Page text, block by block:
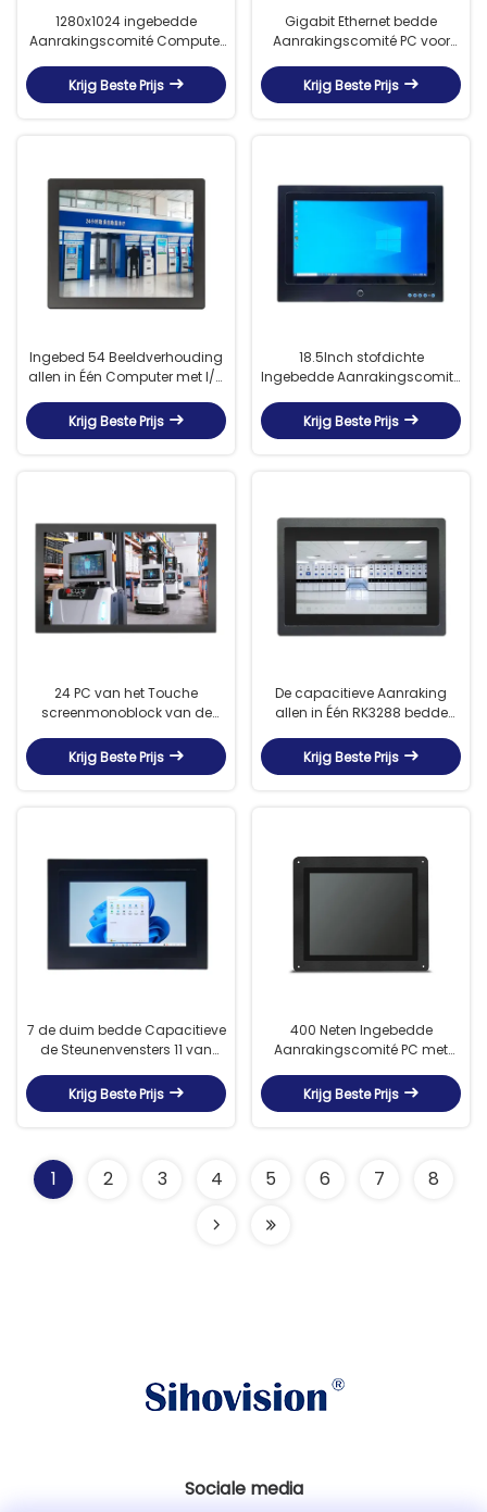
1280x1024 ingebedde
Aanrakingscomité Computer
Krijg Beste Prijs
Gigabit Ethernet bedde
Aanrakingscomité PC voor
Krijg Beste Prijs
Ingebed 54 Beeldverhouding
allen in Één Computer met I/O
Krijg Beste Prijs
18.5Inch stofdichte
Ingebedde Aanrakingscomité
Krijg Beste Prijs
24 PC van het Touche
screenmonoblock van de
GTX1050-Grafiekkaart
Krijg Beste Prijs
De capacitieve Aanraking
allen in Één RK3288 bedde
Android 7,1 in
Krijg Beste Prijs
7 de duim bedde Capacitieve
de Steunenvensters 11 van
Krijg Beste Prijs
400 Neten Ingebedde
Aanrakingscomité PC met
Krijg Beste Prijs
1 2 3 4 5 6 7 8
Sociale media